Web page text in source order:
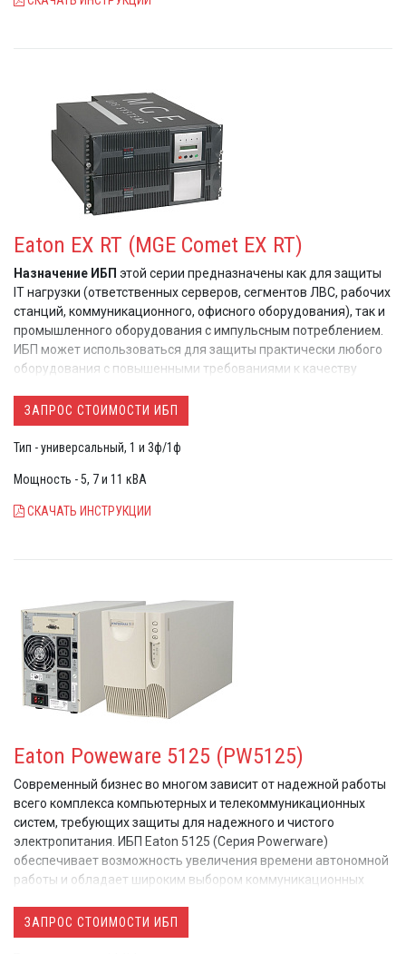
Eaton EX RT (MGE Comet EX RT)
Назначение ИБП этой серии предназначены как для защиты
IT нагрузки (ответственных серверов, сегментов ЛВС, рабочих
станций, коммуникационного, офисного оборудования), так и
промышленного оборудования с импульсным потреблением.
ИБП может использоваться для защиты практически любого
оборудования с повышенными требованиями к качеству
ЗАПРОС СТОИМОСТИ ИБП
Тип - универсальный, 1 и 3ф/1ф
Мощность - 5, 7 и 11 кВА
СКАЧАТЬ ИНСТРУКЦИИ
Eaton Poweware 5125 (PW5125)
Современный бизнес во многом зависит от надежной работы
всего комплекса компьютерных и телекоммуникационных
систем, требующих защиты для надежного и чистого
электропитания. ИБП Eaton 5125 (Серия Powerware)
обеспечивает возможность увеличения времени автономной
работы и обладает широким выбором коммуникационных
окружение современного офиса. PW5125 защищает
оборудование и данные от 5 из 9 основных проблем с
ЗАПРОС СТОИМОСТИ ИБП